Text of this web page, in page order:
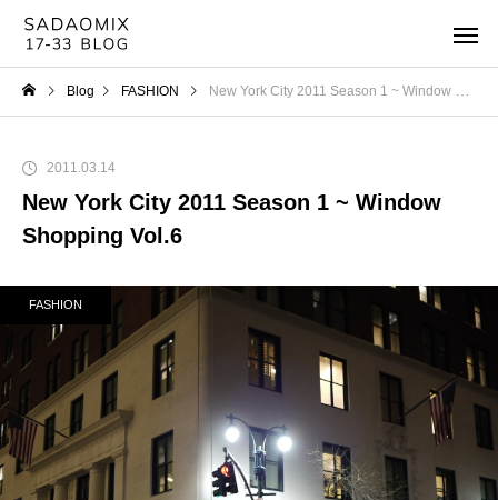
Blog FASHION New York City 2011 Season 1 ~ Window Shopping Vol.6
2011.03.14
New York City 2011 Season 1 ~ Window
Shopping Vol.6
FASHION